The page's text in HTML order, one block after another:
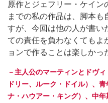
原作とジェフリー・ケイ
までの私の作品は、脚本
すが、今回は他の人が書い
ての責任を負わなくてもよ
ョンで作ることは楽しかっ
－主人公のマーティンとドヴ
ドリー、ルーク・ドイル）、
ナ・ハウアー・キング）、中